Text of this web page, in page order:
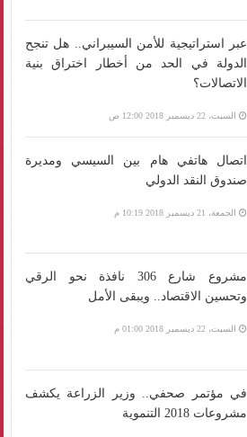
عبر استراتيجية للأمن السيبراني.. هل تنجح
الدولة في الحد من أخطار اختراق بنية
الاتصالات؟
السبت، 22 ديسمبر 2018 12:00 ص
اتصال هاتفي هام بين السيسي ومديرة
صندوق النقد الدولي
الجمعة، 21 ديسمبر 2018 10:19 م
مشروع شارع 306 نافذة نحو الرقي
وتحسين الاقتصاد.. ويبقى الأمل
السبت، 22 ديسمبر 2018 01:00 م
في مؤتمر صحفي.. وزير الزراعة يكشف
مشروعات 2018 التنموية